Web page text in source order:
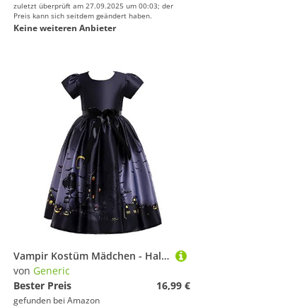
zuletzt überprüft am 27.09.2025 um 00:03; der
Preis kann sich seitdem geändert haben.
Keine weiteren Anbieter
Vampir Kostüm Mädchen - Halloween Kleid Mädchen 122 Mädchen Kleid Party Festzug Kind Kleid Kinder Halloween Kostüm Prinzessin Tanz Mädchen Kleid & Rock (Black, 9-10 Years)
von Generic
Bester Preis
16,99 €
gefunden bei Amazon